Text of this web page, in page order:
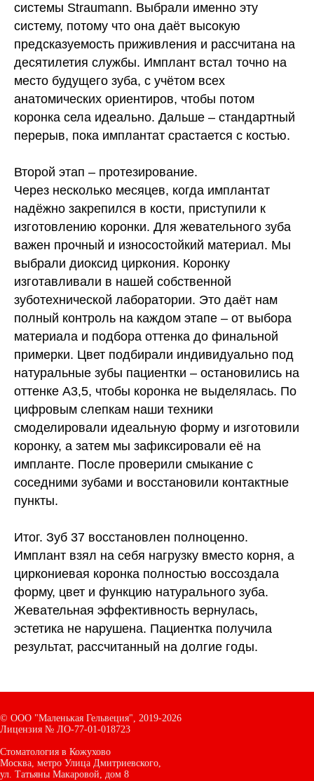
системы Straumann. Выбрали именно эту
систему, потому что она даёт высокую
предсказуемость приживления и рассчитана на
десятилетия службы. Имплант встал точно на
место будущего зуба, с учётом всех
анатомических ориентиров, чтобы потом
коронка села идеально. Дальше – стандартный
перерыв, пока имплантат срастается с костью.
Второй этап – протезирование.
Через несколько месяцев, когда имплантат
надёжно закрепился в кости, приступили к
изготовлению коронки. Для жевательного зуба
важен прочный и износостойкий материал. Мы
выбрали диоксид циркония. Коронку
изготавливали в нашей собственной
зуботехнической лаборатории. Это даёт нам
полный контроль на каждом этапе – от выбора
материала и подбора оттенка до финальной
примерки. Цвет подбирали индивидуально под
натуральные зубы пациентки – остановились на
оттенке А3,5, чтобы коронка не выделялась. По
цифровым слепкам наши техники
смоделировали идеальную форму и изготовили
коронку, а затем мы зафиксировали её на
импланте. После проверили смыкание с
соседними зубами и восстановили контактные
пункты.
Итог. Зуб 37 восстановлен полноценно.
Имплант взял на себя нагрузку вместо корня, а
циркониевая коронка полностью воссоздала
форму, цвет и функцию натурального зуба.
Жевательная эффективность вернулась,
эстетика не нарушена. Пациентка получила
результат, рассчитанный на долгие годы.
© ООО "Маленькая Гельвеция", 2019-2026
Лицензия № ЛО-77-01-018723
Стоматология в Кожухово
Москва, метро Улица Дмитриевского,
ул. Татьяны Макаровой, дом 8